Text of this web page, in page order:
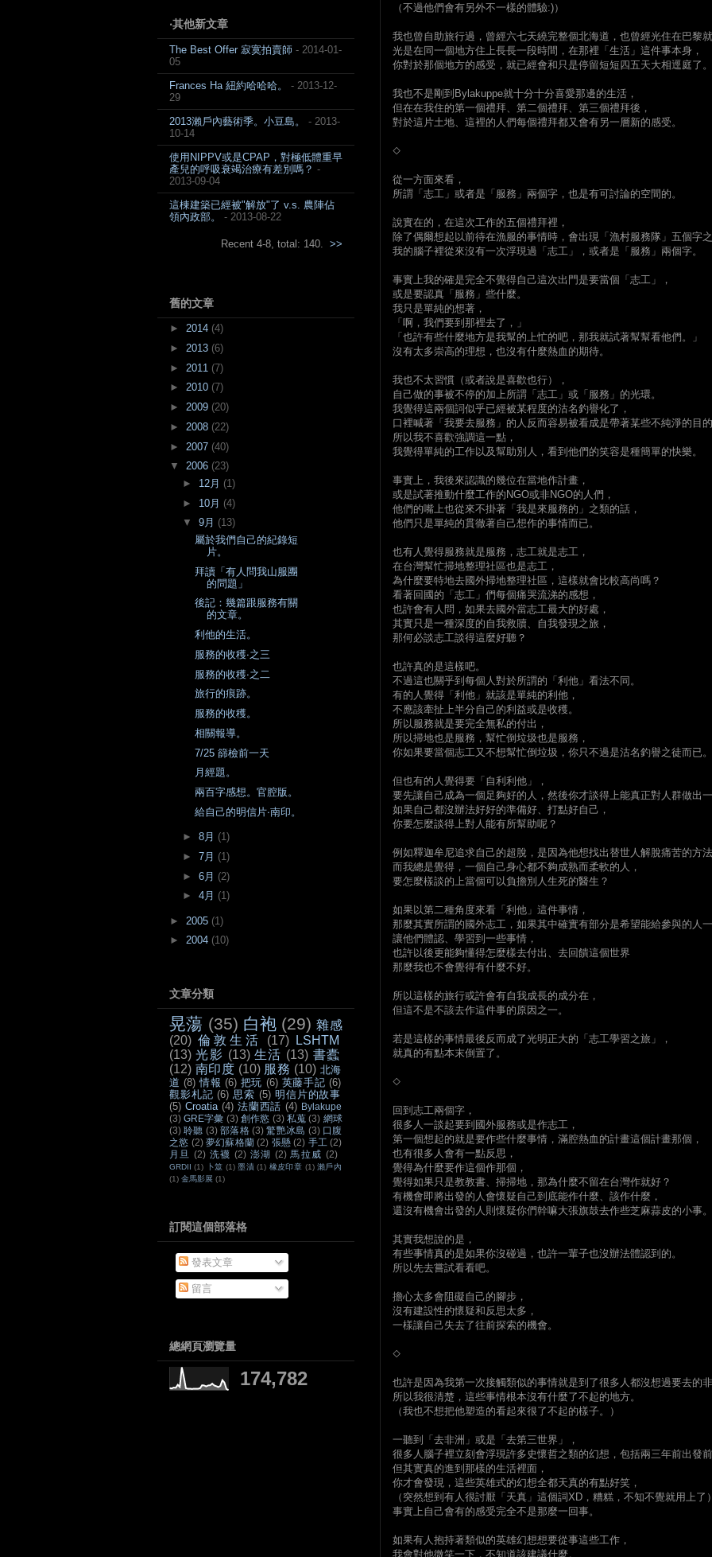
（不過他們會有另外不一樣的體驗:)）
我也曾自助旅行過，曾經六七天繞完整個北海道，也曾經光住在巴黎
光是在同一個地方住上長長一段時間，在那裡「生活」這件事本身，
你對於那個地方的感受，就已經會和只是停留短短四五天大相逕庭了。
我也不是剛到Bylakuppe就十分十分喜愛那邊的生活，
但在在我住的第一個禮拜、第二個禮拜、第三個禮拜後，
對於這片土地、這裡的人們每個禮拜都又會有另一層新的感受。
◇
從一方面來看，
所謂「志工」或者是「服務」兩個字，也是有可討論的空間的。
說實在的，在這次工作的五個禮拜裡，
除了偶爾想起以前待在漁服的事情時，會出現「漁村服務隊」五個字之
我的腦子裡從來沒有一次浮現過「志工」，或者是「服務」兩個字。
事實上我的確是完全不覺得自己這次出門是要當個「志工」，
或是要認真「服務」些什麼。
我只是單純的想著，
「啊，我們要到那裡去了，」
「也許有些什麼地方是我幫的上忙的吧，那我就試著幫幫看他們。」
沒有太多崇高的理想，也沒有什麼熱血的期待。
我也不太習慣（或者說是喜歡也行），
自己做的事被不停的加上所謂「志工」或「服務」的光環。
我覺得這兩個詞似乎已經被某程度的沽名釣譽化了，
口裡喊著「我要去服務」的人反而容易被看成是帶著某些不純淨的目的
所以我不喜歡強調這一點，
我覺得單純的工作以及幫助別人，看到他們的笑容是種簡單的快樂。
事實上，我後來認識的幾位在當地作計畫，
或是試著推動什麼工作的NGO或非NGO的人們，
他們的嘴上也從來不掛著「我是來服務的」之類的話，
他們只是單純的貫徹著自己想作的事情而已。
也有人覺得服務就是服務，志工就是志工，
在台灣幫忙掃地整理社區也是志工，
為什麼要特地去國外掃地整理社區，這樣就會比較高尚嗎？
看著回國的「志工」們每個痛哭流涕的感想，
也許會有人問，如果去國外當志工最大的好處，
其實只是一種深度的自我救贖、自我發現之旅，
那何必談志工談得這麼好聽？
也許真的是這樣吧。
不過這也關乎到每個人對於所謂的「利他」看法不同。
有的人覺得「利他」就該是單純的利他，
不應該牽扯上半分自己的利益或是收穫。
所以服務就是要完全無私的付出，
所以掃地也是服務，幫忙倒垃圾也是服務，
你如果要當個志工又不想幫忙倒垃圾，你只不過是沽名釣譽之徒而已。
但也有的人覺得要「自利利他」，
要先讓自己成為一個足夠好的人，然後你才談得上能真正對人群做出一
如果自己都沒辦法好好的準備好、打點好自己，
你要怎麼談得上對人能有所幫助呢？
例如釋迦牟尼追求自己的超脫，是因為他想找出替世人解脫痛苦的方法
而我總是覺得，一個自己身心都不夠成熟而柔軟的人，
要怎麼樣談的上當個可以負擔別人生死的醫生？
如果以第二種角度來看「利他」這件事情，
那麼其實所謂的國外志工，如果其中確實有部分是希望能給參與的人
讓他們體認、學習到一些事情，
也許以後更能夠懂得怎麼樣去付出、去回饋這個世界
那麼我也不會覺得有什麼不好。
所以這樣的旅行或許會有自我成長的成分在，
但這不是不該去作這件事的原因之一。
若是這樣的事情最後反而成了光明正大的「志工學習之旅」，
就真的有點本末倒置了。
◇
回到志工兩個字，
很多人一談起要到國外服務或是作志工，
第一個想起的就是要作些什麼事情，滿腔熱血的計畫這個計畫那個，
也有很多人會有一點反思，
覺得為什麼要作這個作那個，
覺得如果只是教教書、掃掃地，那為什麼不留在台灣作就好？
有機會即將出發的人會懷疑自己到底能作什麼、該作什麼，
還沒有機會出發的人則懷疑你們幹嘛大張旗鼓去作些芝麻蒜皮的小事。
其實我想說的是，
有些事情真的是如果你沒碰過，也許一輩子也沒辦法體認到的。
所以先去嘗試看看吧。
擔心太多會阻礙自己的腳步，
沒有建設性的懷疑和反思太多，
一樣讓自己失去了往前探索的機會。
◇
也許是因為我第一次接觸類似的事情就是到了很多人都沒想過要去的非
所以我很清楚，這些事情根本沒有什麼了不起的地方。
（我也不想把他塑造的看起來很了不起的樣子。）
一聽到「去非洲」或是「去第三世界」，
很多人腦子裡立刻會浮現許多史懷哲之類的幻想，包括兩三年前出發前
但其實真的進到那樣的生活裡面，
你才會發現，這些英雄式的幻想全都天真的有點好笑，
（突然想到有人很討厭「天真」這個詞XD，糟糕，不知不覺就用上了）
事實上自己會有的感受完全不是那麼一回事。
如果有人抱持著類似的英雄幻想想要從事這些工作，
我會對他微笑一下，不知道該建議什麼。
‧其他新文章
The Best Offer 寂寞拍賣師 - 2014-01-
05
Frances Ha 紐約哈哈哈。
- 2013-12-
29
2013瀨戶內藝術季。小豆島。
- 2013-
10-14
使用NIPPV或是CPAP，對極低體重早
產兒的呼吸衰竭治療有差別嗎？ -
2013-09-04
這棟建築已經被"解放"了 v.s. 農陣佔
領內政部。
- 2013-08-22
Recent 4-8, total: 140. >>
舊的文章
► 2014 (4)
► 2013 (6)
► 2011 (7)
► 2010 (7)
► 2009 (20)
► 2008 (22)
► 2007 (40)
▼
2006 (23)
► 12月 (1)
► 10月 (4)
▼
9月 (13)
屬於我們自己的紀錄短
片。
拜讀「有人問我山服團
的問題」
後記：幾篇跟服務有關
的文章。
利他的生活。
服務的收穫‧之三
服務的收穫‧之二
旅行的痕跡。
服務的收穫。
相關報導。
7/25 篩檢前一天
月經題。
兩百字感想。官腔版。
給自己的明信片‧南印。
► 8月 (1)
► 7月 (1)
► 6月 (2)
► 4月 (1)
► 2005 (1)
► 2004 (10)
文章分類
晃蕩 (35) 白袍 (29) 雜感
(20) 倫敦生活 (17)
LSHTM
(13) 光影 (13) 生活 (13) 書蠹
(12) 南印度 (10) 服務 (10) 北海
道 (8) 情報 (6) 把玩 (6) 英藤手記 (6)
觀影札記 (6) 思索 (5) 明信片的故事
(5) Croatia (4) 法蘭西話 (4) Bylakupe
(3) GRE字彙 (3) 創作慾 (3) 私蒐 (3) 網球
(3) 聆聽 (3) 部落格 (3) 驚艷冰島 (3) 口腹
之慾 (2) 夢幻蘇格蘭 (2) 張懸 (2) 手工 (2)
月旦
(2) 洗襪 (2) 澎湖 (2) 馬拉威 (2)
GRDII (1) 卜筮 (1) 墨漬 (1) 橡皮印章 (1) 瀨戶內
(1) 金馬影展 (1)
訂閱這個部落格
發表文章
留言
總網頁瀏覽量
174,782